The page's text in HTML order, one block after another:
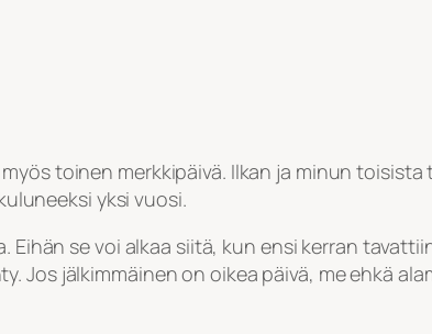
toinen merkkipäivä. Ilkan ja minun toisista
yksi vuosi.
se voi alkaa siitä, kun ensi kerran
Jos jälkimmäinen on oikea päivä, me ehkä